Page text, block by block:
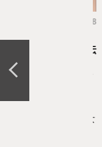
ら野菜ソムリエ
の転職＆セカン
ア体験談vol.13～